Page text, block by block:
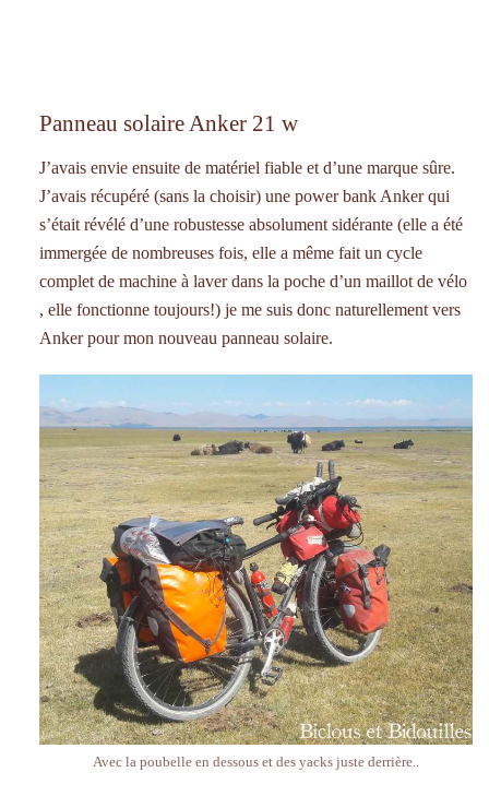
Panneau solaire Anker 21 w
J’avais envie ensuite de matériel fiable et d’une marque sûre.
J’avais récupéré (sans la choisir) une power bank Anker qui
s’était révélé d’une robustesse absolument sidérante (elle a été
immergée de nombreuses fois, elle a même fait un cycle
complet de machine à laver dans la poche d’un maillot de vélo
, elle fonctionne toujours!) je me suis donc naturellement vers
Anker pour mon nouveau panneau solaire.
Avec la poubelle en dessous et des yacks juste derrière..